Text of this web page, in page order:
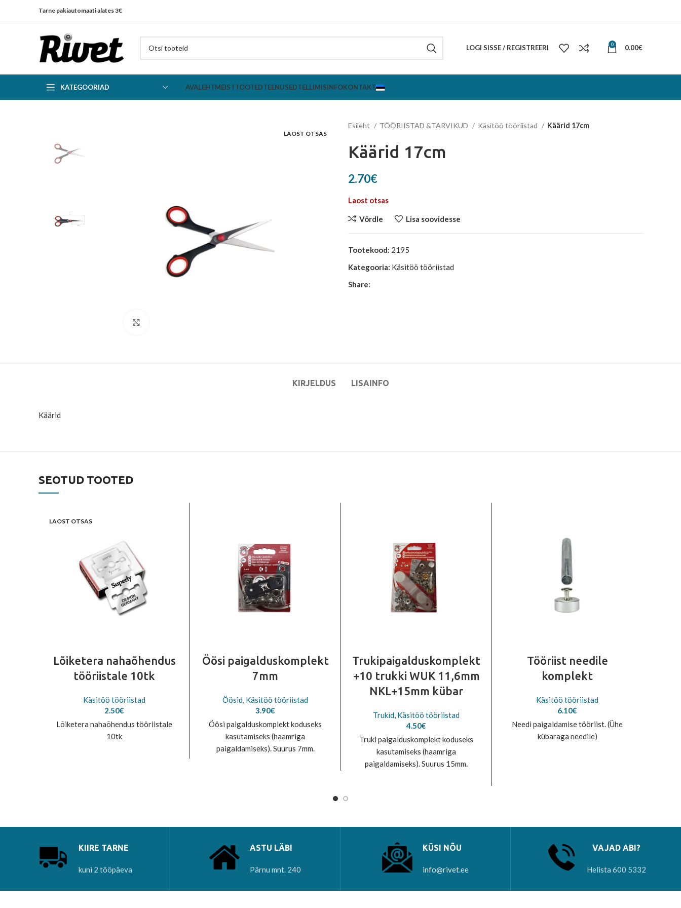
Tarne pakiautomaati alates 3€
LOGI SISSE / REGISTREERI 0 0.00€
KATEGOORIAD AVALEHTMEISTTOOTEDTEENUSEDTELLIMISINFOKONTAKT
LAOST OTSAS
Esileht TÖÖRIISTAD &TARVIKUD Käsitöö tööriistad Käärid 17cm
Käärid 17cm
2.70€
Laost otsas
Võrdle Lisa soovidesse
Tootekood: 2195
Kategooria: Käsitöö tööriistad
Share:
KIRJELDUS LISAINFO
Käärid
SEOTUD TOOTED
LAOST OTSAS
Lõiketera nahaõhendus
tööriistale 10tk
Käsitöö tööriistad
2.50€
Lõiketera nahaõhendus tööriistale
10tk
Öösi paigalduskomplekt
7mm
Öösid, Käsitöö tööriistad
3.90€
Öösi paigalduskomplekt koduseks
kasutamiseks (haamriga
paigaldamiseks). Suurus 7mm.
Trukipaigalduskomplekt
+10 trukki WUK 11,6mm
NKL+15mm kübar
Trukid, Käsitöö tööriistad
4.50€
Truki paigalduskomplekt koduseks
kasutamiseks (haamriga
paigaldamiseks). Suurus 15mm.
Tööriist needile
komplekt
Käsitöö tööriistad
6.10€
Needi paigaldamise tööriist. (Ühe
kübaraga needile)
KIIRE TARNE
kuni 2 tööpäeva
ASTU LÄBI
Pärnu mnt. 240
KÜSI NÕU
info@rivet.ee
VAJAD ABI?
Helista 600 5332